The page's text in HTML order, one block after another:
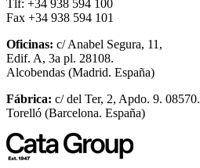
Tlf: +34 938 594 100
Fax +34 938 594 101
Oficinas: c/ Anabel Segura, 11,
Edif. A, 3a pl. 28108.
Alcobendas (Madrid. España)
Fábrica: c/ del Ter, 2, Apdo. 9. 08570.
Torelló (Barcelona. España)